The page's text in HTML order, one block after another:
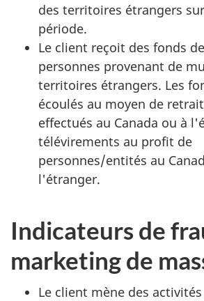
des territoires étrangers
période.
Le client reçoit des fonds
personnes provenant de
territoires étrangers. Les
écoulés au moyen de
effectués au Canada ou à
télévirements au profit de
personnes/entités au
l'étranger.
Indicateurs de
marketing de
Le client mène des